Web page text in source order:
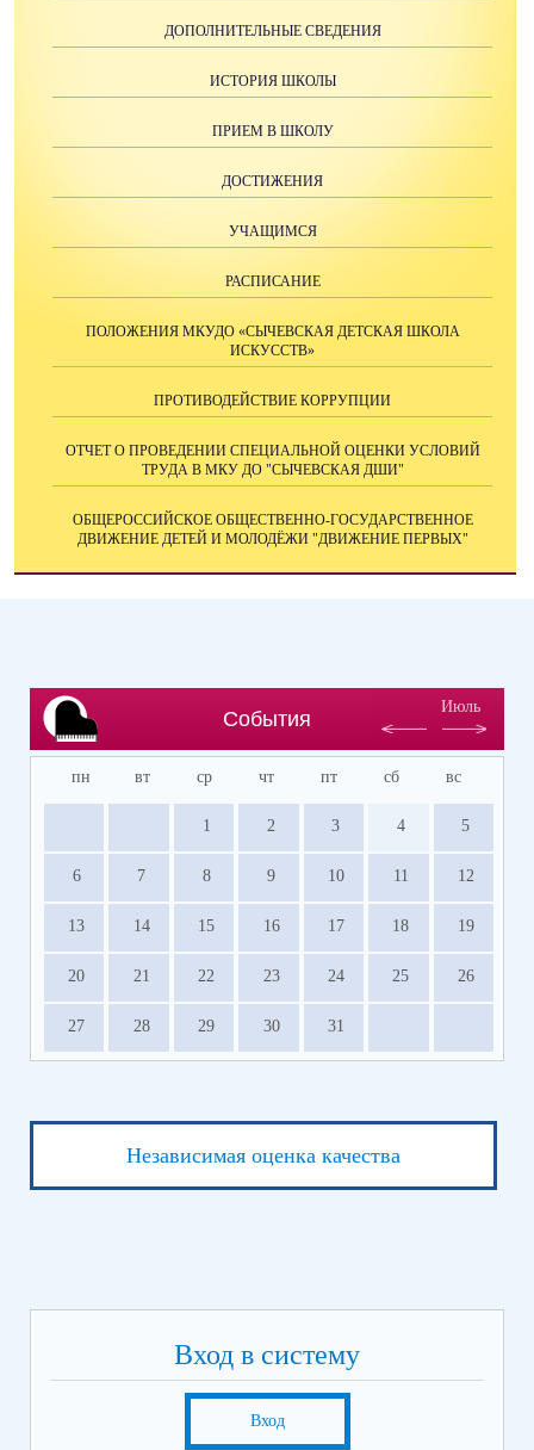
ДОПОЛНИТЕЛЬНЫЕ СВЕДЕНИЯ
ИСТОРИЯ ШКОЛЫ
ПРИЕМ В ШКОЛУ
ДОСТИЖЕНИЯ
УЧАЩИМСЯ
РАСПИСАНИЕ
ПОЛОЖЕНИЯ МКУДО «СЫЧЕВСКАЯ ДЕТСКАЯ ШКОЛА
ИСКУССТВ»
ПРОТИВОДЕЙСТВИЕ КОРРУПЦИИ
ОТЧЕТ О ПРОВЕДЕНИИ СПЕЦИАЛЬНОЙ ОЦЕНКИ УСЛОВИЙ
ТРУДА В МКУ ДО "СЫЧЕВСКАЯ ДШИ"
ОБЩЕРОССИЙСКОЕ ОБЩЕСТВЕННО-ГОСУДАРСТВЕННОЕ
ДВИЖЕНИЕ ДЕТЕЙ И МОЛОДЁЖИ "ДВИЖЕНИЕ ПЕРВЫХ"
События
Июль
пн вт ср чт пт сб вс
1 2 3 4 5
6 7 8 9 10 11 12
13 14 15 16 17 18 19
20 21 22 23 24 25 26
27 28 29 30 31
Независимая оценка качества
Вход в систему
Вход